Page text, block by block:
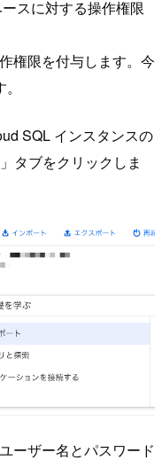
スに対する操作権限
権限を付与します。今
SQL インスタンスの
タブをクリックしま
ーザー名とパスワード